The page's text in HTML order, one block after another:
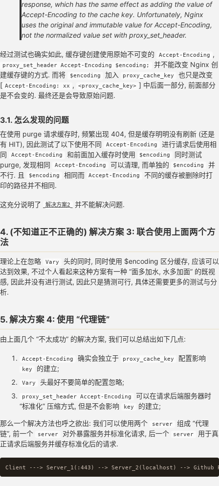
response, which has the same effect as adding the value of
Accept-Encoding to the cache key. Unfortunately, Nginx
uses the original and immutable value for Accept-Encoding,
not the normalized value set with proxy_set_header.
经过测试也确实如此, 缓存键创建使用原始不可变的 Accept-Encoding ,
proxy_set_header Accept-Encoding $encoding;
并不能改变 Nginx 创
建缓存键的方式. 而将
$encoding 加入 proxy_cache_key
也只是改变
[ Accept-Encoding: xx , <proxy_cache_key> ] 中后面一部分, 前面部分
是不会变的. 最终还是会导致原始问题.
3.1. 怎么发现的问题
在使用 purge 请求缓存时, 频繁出现 404, 但是缓存明明没有刷新 (还是
有 HIT), 因此测试了以下使用不同
Accept-Encoding
进行请求后使用相
同
Accept-Encoding 和前面加入缓存时使用 $encoding
同时测试
purge, 发现相同
Accept-Encoding 可以清理, 而单独的 $encoding
并
不行. 且
$encoding 相同而 Accept-Encoding
不同的缓存被删除时打
印的路径并不相同.
这充分说明了 解决方案2 并不能解决问题.
4. (不知道正不正确的) 解决方案 3: 联合使用上面两个方
法
理论上在忽略 Vary
头的同时, 同时使用 $encoding 区分缓存, 应该可以
达到效果, 不过个人看起来这种方案有一种 “面多加水, 水多加面” 的既视
感, 因此并没有进行测试, 因此只是猜测可行, 具体还需要更多的测试与分
析.
5. 解决方案 4: 使用 “代理链”
由上面几个 “不太成功” 的解决方案, 我们可以总结出如下几点:
Accept-Encoding 确实会独立于 proxy_cache_key 配置影响
key 的建立;
Vary 头最好不要简单的配置忽略;
proxy_set_header Accept-Encoding
可以在请求后端服务器时
“标准化” 压缩方式, 但是不会影响
key 的建立;
那么一个解决方法也呼之欲出: 我们可以使用两个 server
组成 “代理
链”, 前一个
server 对外暴露服务并标准化请求, 后一个 server
用于真
正请求后端服务并缓存标准化后的请求.